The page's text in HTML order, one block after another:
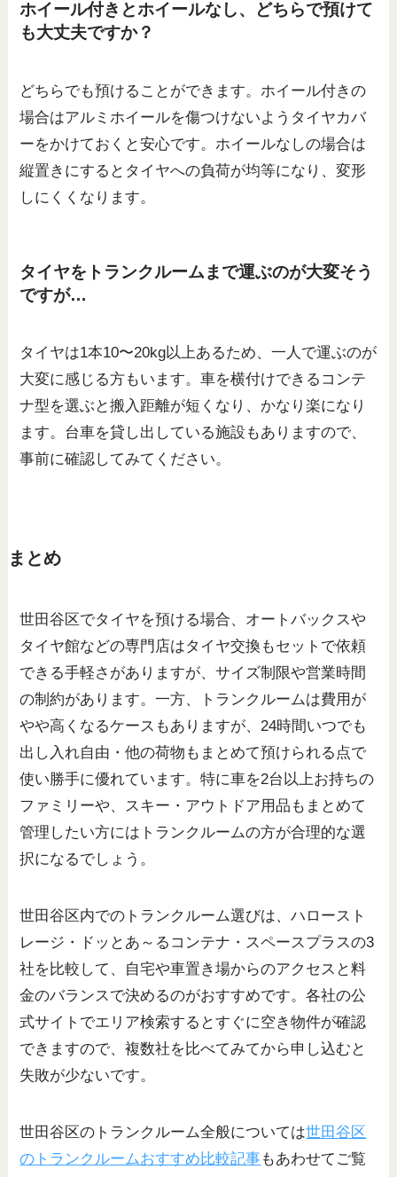
ホイール付きとホイールなし、どちらで預けて
も大丈夫ですか？
どちらでも預けることができます。ホイール付きの
場合はアルミホイールを傷つけないようタイヤカバ
ーをかけておくと安心です。ホイールなしの場合は
縦置きにするとタイヤへの負荷が均等になり、変形
しにくくなります。
タイヤをトランクルームまで運ぶのが大変そう
ですが…
タイヤは1本10〜20kg以上あるため、一人で運ぶのが
大変に感じる方もいます。車を横付けできるコンテ
ナ型を選ぶと搬入距離が短くなり、かなり楽になり
ます。台車を貸し出している施設もありますので、
事前に確認してみてください。
まとめ
世田谷区でタイヤを預ける場合、オートバックスや
タイヤ館などの専門店はタイヤ交換もセットで依頼
できる手軽さがありますが、サイズ制限や営業時間
の制約があります。一方、トランクルームは費用が
やや高くなるケースもありますが、24時間いつでも
出し入れ自由・他の荷物もまとめて預けられる点で
使い勝手に優れています。特に車を2台以上お持ちの
ファミリーや、スキー・アウトドア用品もまとめて
管理したい方にはトランクルームの方が合理的な選
択になるでしょう。
世田谷区内でのトランクルーム選びは、ハロースト
レージ・ドッとあ～るコンテナ・スペースプラスの3
社を比較して、自宅や車置き場からのアクセスと料
金のバランスで決めるのがおすすめです。各社の公
式サイトでエリア検索するとすぐに空き物件が確認
できますので、複数社を比べてみてから申し込むと
失敗が少ないです。
世田谷区のトランクルーム全般については世田谷区
のトランクルームおすすめ比較記事もあわせてご覧